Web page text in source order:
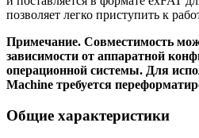
позволяет легко приступить к
Примечание. Совместимость
зависимости от аппаратной
операционной системы. Для
Machine требуется
Общие характеристики